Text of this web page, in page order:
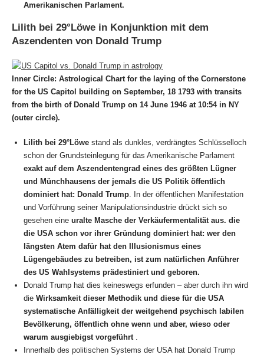
Amerikanischen Parlament.
Lilith bei 29°Löwe in Konjunktion mit dem
Aszendenten von Donald Trump
Inner Circle: Astrological Chart for the laying of the Cornerstone
for the US Capitol building on September, 18 1793 with transits
from the birth of Donald Trump on 14 June 1946 at 10:54 in NY
(outer circle).
Lilith bei 29°Löwe stand als dunkles, verdrängtes Schlüsselloch
schon der Grundsteinlegung für das Amerikanische Parlament
exakt auf dem Aszendentengrad eines des größten Lügner
und Münchhausens der jemals die US Politik öffentlich
dominiert hat: Donald Trump. In der öffentlichen Manifestation
und Vorführung seiner Manipulationsindustrie drückt sich so
gesehen eine uralte Masche der Verkäufermentalität aus. die
die USA schon vor ihrer Gründung dominiert hat: wer den
längsten Atem dafür hat den Illusionismus eines
Lügengebäudes zu betreiben, ist zum natürlichen Anführer
des US Wahlsystems prädestiniert und geboren.
Donald Trump hat dies keineswegs erfunden – aber durch ihn wird
die Wirksamkeit dieser Methodik und diese für die USA
systematische Anfälligkeit der weitgehend psychisch labilen
Bevölkerung, öffentlich ohne wenn und aber, wieso oder
warum ausgiebigst vorgeführt.
Innerhalb des politischen Systems der USA hat Donald Trump